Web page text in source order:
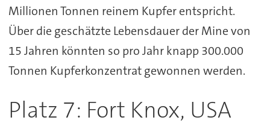
Millionen Tonnen reinem Kupfer entspricht.
Über die geschätzte Lebensdauer der Mine von
15 Jahren könnten so pro Jahr knapp 300.000
Tonnen Kupferkonzentrat gewonnen werden.
Platz 7: Fort Knox, USA